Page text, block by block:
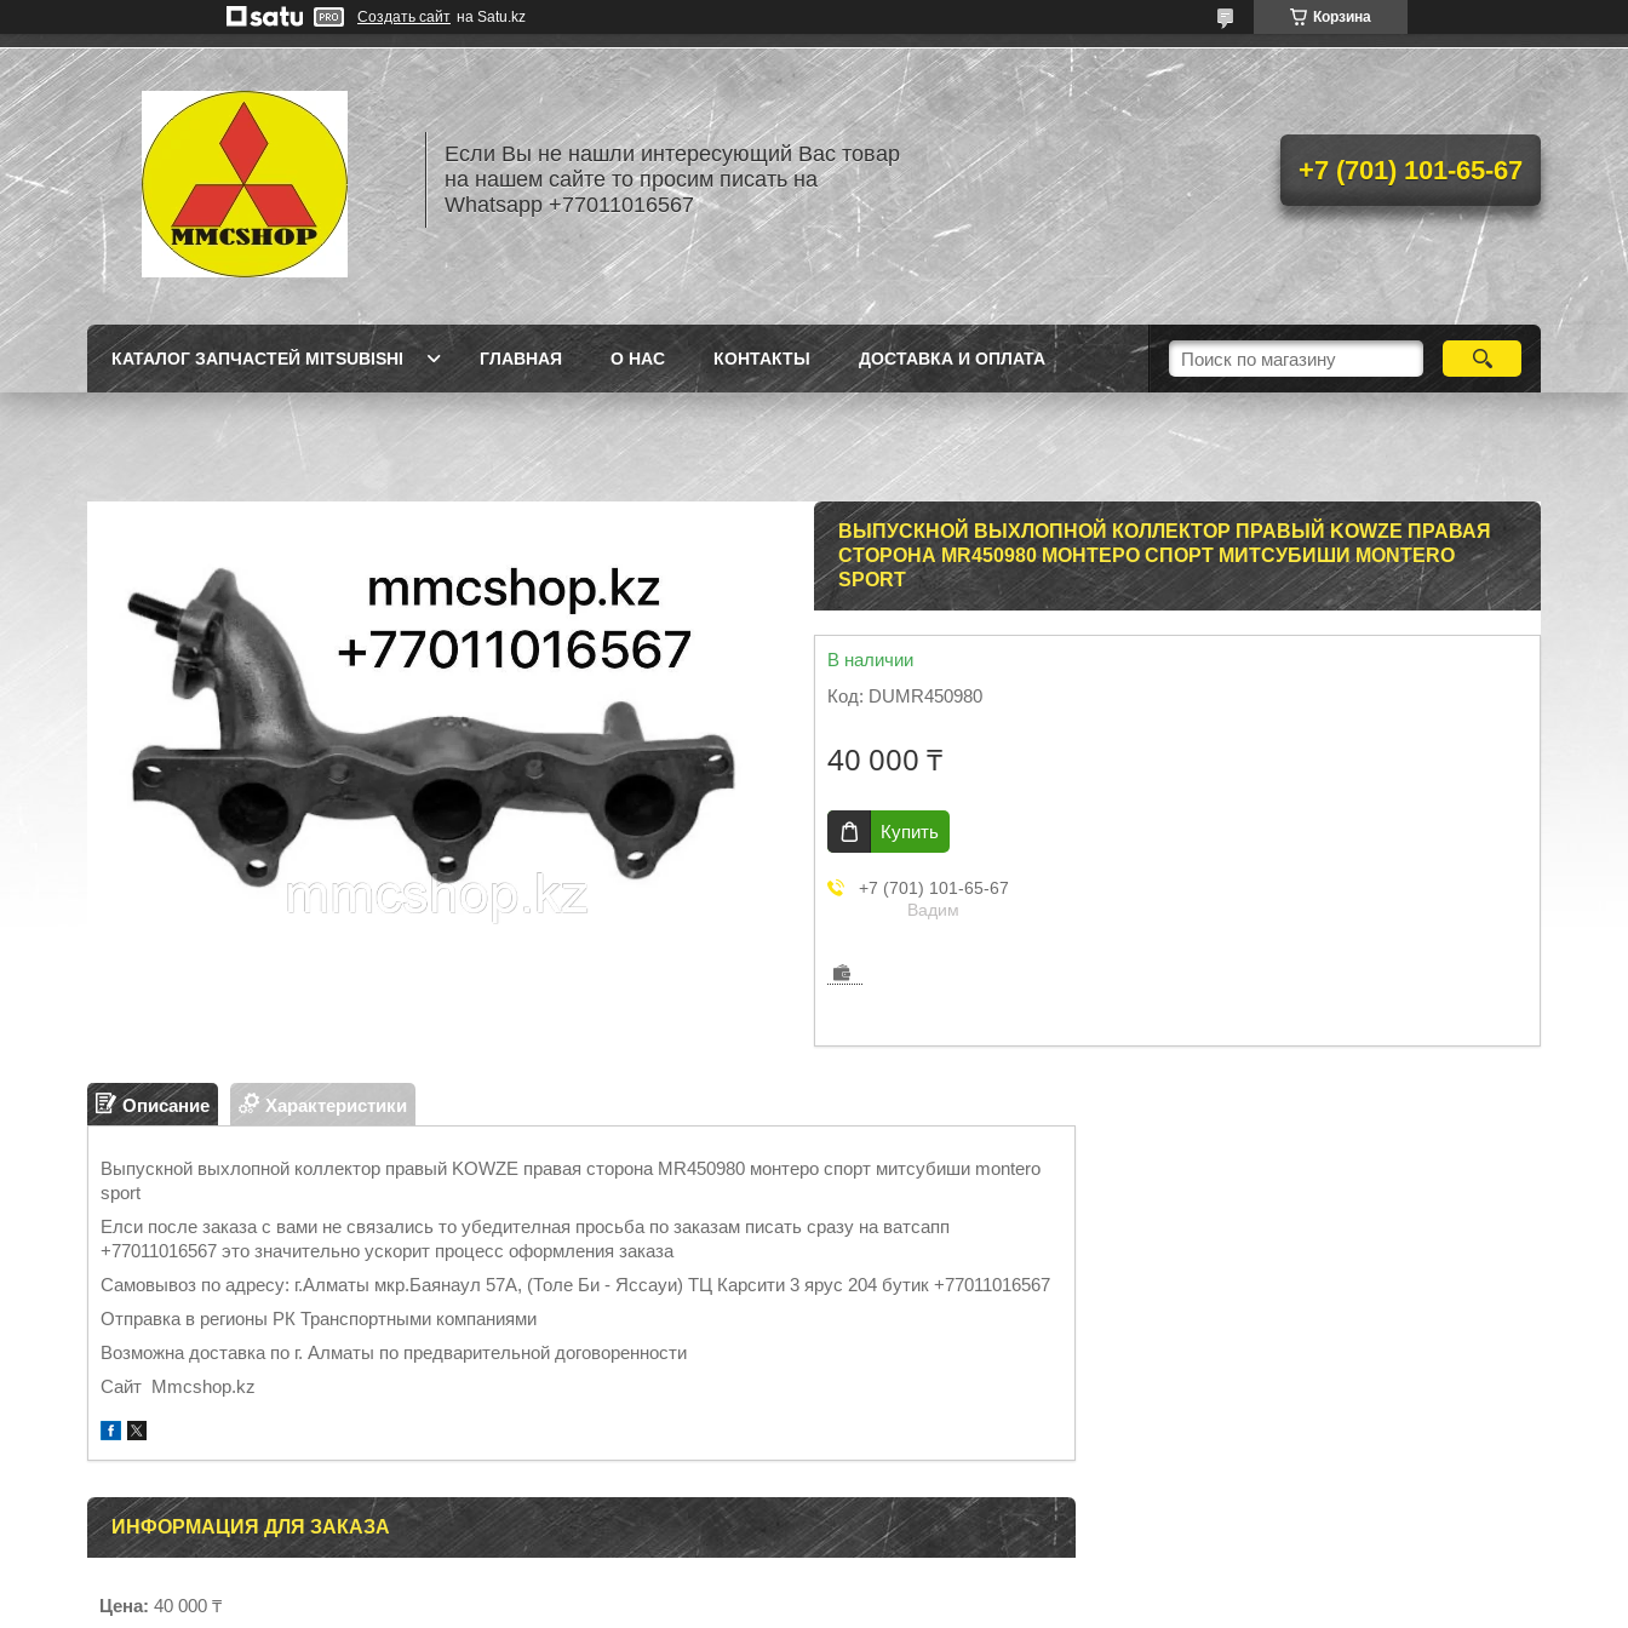
Создать сайт на Satu.kz Корзина
Если Вы не нашли интересующий Вас товар
на нашем сайте то просим писать на
Whatsapp +77011016567
+7 (701) 101-65-67
КАТАЛОГ ЗАПЧАСТЕЙ MITSUBISHI ГЛАВНАЯ О НАС КОНТАКТЫ ДОСТАВКА И ОПЛАТА
ВЫПУСКНОЙ ВЫХЛОПНОЙ КОЛЛЕКТОР ПРАВЫЙ KOWZE ПРАВАЯ
СТОРОНА MR450980 МОНТЕРО СПОРТ МИТСУБИШИ MONTERO
SPORT
В наличии
Код: DUMR450980
40 000 ₸
Купить
+7 (701) 101-65-67
Вадим
Описание Характеристики
Выпускной выхлопной коллектор правый KOWZE правая сторона MR450980 монтеро спорт митсубиши montero
sport
Елси после заказа с вами не связались то убедителная просьба по заказам писать сразу на ватсапп
+77011016567 это значительно ускорит процесс оформления заказа
Самовывоз по адресу: г.Алматы мкр.Баянаул 57А, (Толе Би - Яссауи) ТЦ Карсити 3 ярус 204 бутик +77011016567
Отправка в регионы РК Транспортными компаниями
Возможна доставка по г. Алматы по предварительной договоренности
Cайт Mmcshop.kz
ИНФОРМАЦИЯ ДЛЯ ЗАКАЗА
Цена: 40 000 ₸